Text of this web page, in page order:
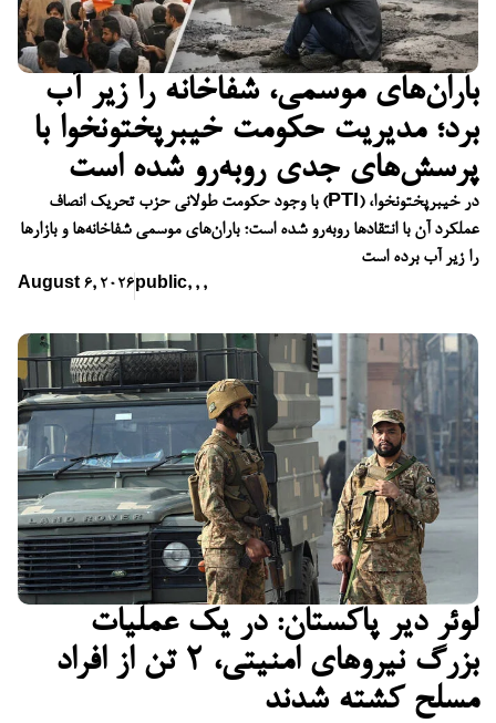
باران‌های موسمی، شفاخانه را زیر آب
برد؛ مدیریت حکومت خیبرپختونخوا با
پرسش‌های جدی روبه‌رو شده است
با وجود حکومت طولانی حزب تحریک انصاف (PTI) در خیبرپختونخوا،
عملکرد آن با انتقادها روبه‌رو شده است؛ باران‌های موسمی شفاخانه‌ها و بازارها
را زیر آب برده است
August 6, 2026 public, , ,
لوئر دیر پاکستان: در یک عملیات
بزرگ نیروهای امنیتی، ۲ تن از افراد
مسلح کشته شدند